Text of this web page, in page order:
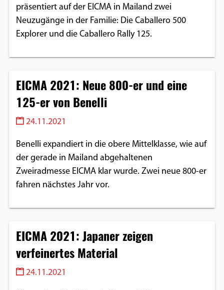
präsentiert auf der EICMA in Mailand zwei
Neuzugänge in der Familie: Die Caballero 500
Explorer und die Caballero Rally 125.
EICMA 2021: Neue 800-er und eine
125-er von Benelli
24.11.2021
Benelli expandiert in die obere Mittelklasse, wie auf
der gerade in Mailand abgehaltenen
Zweiradmesse EICMA klar wurde. Zwei neue 800-er
fahren nächstes Jahr vor.
EICMA 2021: Japaner zeigen
verfeinertes Material
24.11.2021